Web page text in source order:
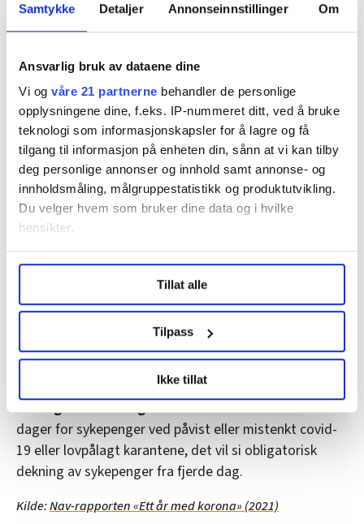
Samtykke Detaljer Annonseinnstillinger Om
Ansvarlig bruk av dataene dine
Vi og våre 21 partnerne behandler de personlige
opplysningene dine, f.eks. IP-nummeret ditt, ved å bruke
teknologi som informasjonskapsler for å lagre og få
tilgang til informasjon på enheten din, sånn at vi kan tilby
deg personlige annonser og innhold samt annonse- og
innholdsmåling, målgruppestatistikk og produktutvikling.
Du velger hvem som bruker dine data og i hvilke
hensikter.
Undermer infokan du lese om hvordan dine personlige
data behandles og hvordan du kan velge hvordan de skal
brukes. Du kan hele tiden endre eller trekke tilbake ditt
samtykke fra erklæringen om informasjonskapsler.
LO Medias publikasjoner frifagbevegelse.no, hk-nytt.no
og fontene.no bruker informasjonskapsler (cookies) for å
lære hvordan våre nettsider blir brukt slik at vi tilby
relevant innhold, tilpassede annonser og utarbeide
statistikk.
Vi deler bare informasjon om hvordan du bruker
nettstedet med LO Medias egne samarbeidspartnere
innenfor analyse og annonsering. Disse er angitt i
Tillat alle
Tilpass
Ikke tillat
Korona-ordninger som gjelder inntil 1. juli 2021
arbeidsløse som venter på å få behandlet søknaden sin
om dagpenger, kan fortsatt søke om forskudd på
dagpenger.
• Dagpenger under utdanning: Midlertidig adgang til
å kombinere dagpenger og utdanning uten avkorting
av ytelsen.
• Arbeidstakerens rett til sykepenger:Du har rett
til sykepenger ved fravær fra jobben grunnet påvist
eller mistenkt covid-19 eller lovpålagt karantene.
• Arbeidsgiverperioden ved sykepenger:
Arbeidsgiver må betale sykepenger for bare tre dager
ved påvist eller mistenkt covid-19 eller lovpålagt
karantene.
• Ventetiden for sykepenger til selvstendig
næringsdrivende og frilansere:Er redusert til tre
dager for sykepenger ved påvist eller mistenkt covid-
19 eller lovpålagt karantene, det vil si obligatorisk
dekning av sykepenger fra fjerde dag.
Kilde:Nav-rapporten «Ett år med korona» (2021)